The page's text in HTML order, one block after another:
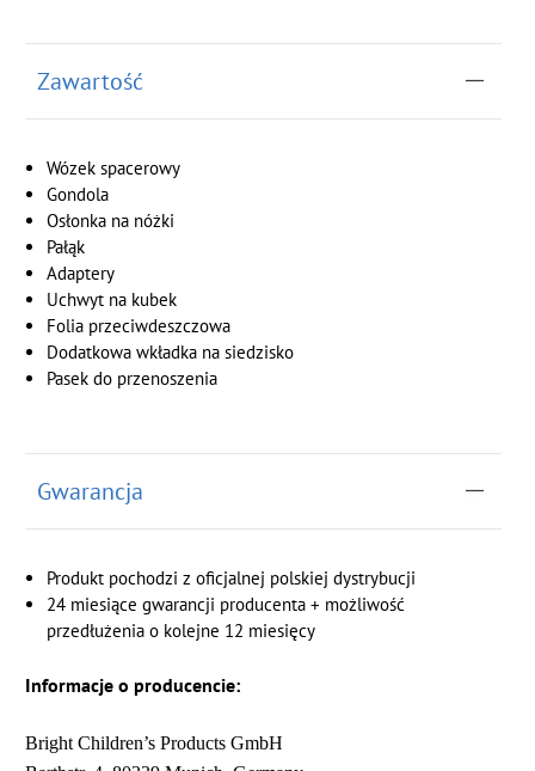
Zawartość
Wózek spacerowy
Gondola
Osłonka na nóżki
Pałąk
Adaptery
Uchwyt na kubek
Folia przeciwdeszczowa
Dodatkowa wkładka na siedzisko
Pasek do przenoszenia
Gwarancja
Produkt pochodzi z oficjalnej polskiej dystrybucji
24 miesiące gwarancji producenta + możliwość
przedłużenia o kolejne 12 miesięcy
Informacje o producencie:
Bright Children’s Products GmbH